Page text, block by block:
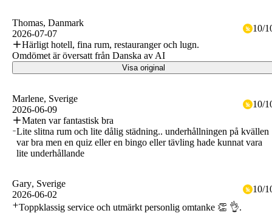
Thomas, Danmark
2026-07-07
10/
Härligt hotell, fina rum, restauranger och lugn.
Omdömet är översatt från Danska av AI
Visa original
Marlene, Sverige
2026-06-09
10/
Maten var fantastisk bra
Lite slitna rum och lite dålig städning.. underhållningen på kvällen
var bra men en quiz eller en bingo eller tävling hade kunnat vara
lite underhållande
Gary, Sverige
2026-06-02
10/
Toppklassig service och utmärkt personlig omtanke 👏 👌.